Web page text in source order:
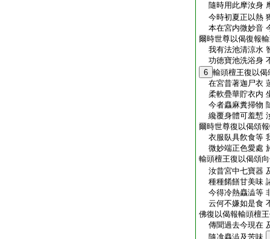
隨時用此摩汝身
今時初夏正以熱
本在宮内微妙音
爾時世尊以偈復報
我有法池清涼水
功徳寶池洗浴身
6 輸頭檀王復以偈
在宮昔著迦尸衣
柔軟疊華貯衣内
今者麤麻糞掃物
纔覆身體可羞慙
爾時世尊復以偈頌
衣服臥具飮食等
微妙端正色愛處
輸頭檀王復以偈頌
汝昔宮中七寶器
種種餚饍甘美味
今得冷熱麤澁等
云何不嫌如是食
佛復以偈報輸頭檀
傳聞過去今現在
隨飡麤澁及苦味